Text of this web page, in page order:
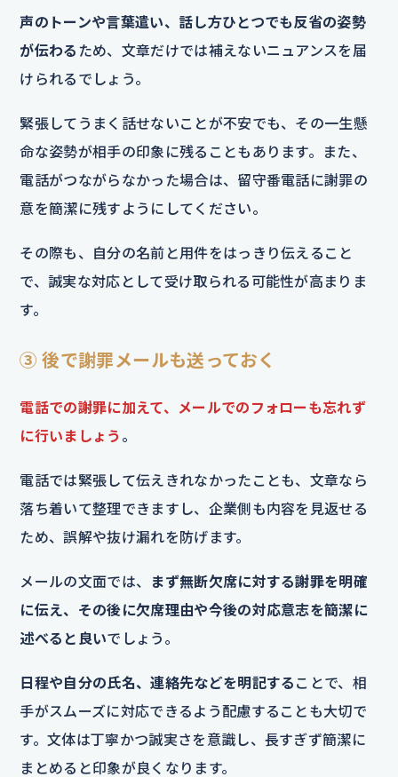
声のトーンや言葉遣い、話し方ひとつでも反省の姿勢
が伝わる ため、文章だけでは補えないニュアンスを届
けられるでしょう。
緊張してうまく話せないことが不安でも、その一生懸
命な姿勢が相手の印象に残ることもあります。また、
電話がつながらなかった場合は、留守番電話に謝罪の
意を簡潔に残すようにしてください。
その際も、自分の名前と用件をはっきり伝えること
で、誠実な対応として受け取られる可能性が高まりま
す。
③ 後で謝罪メールも送っておく
電話での謝罪に加えて、メールでのフォローも忘れず
に行いましょう 。
電話では緊張して伝えきれなかったことも、文章なら
落ち着いて整理できますし、企業側も内容を見返せる
ため、誤解や抜け漏れを防げます。
メールの文面では、
まず無断欠席に対する謝罪を明確
に伝え、その後に欠席理由や今後の対応意志を簡潔に
述べると良いでしょう。
日程や自分の氏名、連絡先などを明記する ことで、相
手がスムーズに対応できるよう配慮することも大切で
す。文体は丁寧かつ誠実さを意識し、長すぎず簡潔に
まとめると印象が良くなります。